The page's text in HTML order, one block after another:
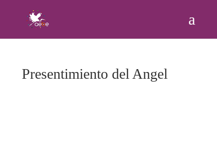
Presentimiento del Angel